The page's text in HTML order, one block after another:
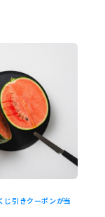
引きクーポンが当